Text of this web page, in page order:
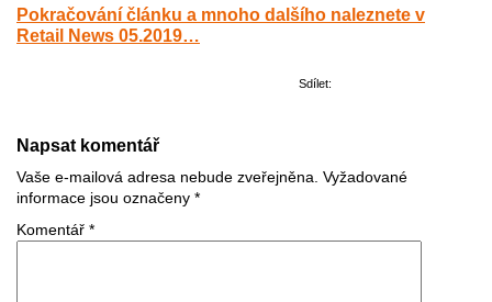
Pokračování článku a mnoho dalšího naleznete v
Retail News 05.2019…
Sdílet:
Napsat komentář
Vaše e-mailová adresa nebude zveřejněna. Vyžadované
informace jsou označeny *
Komentář *